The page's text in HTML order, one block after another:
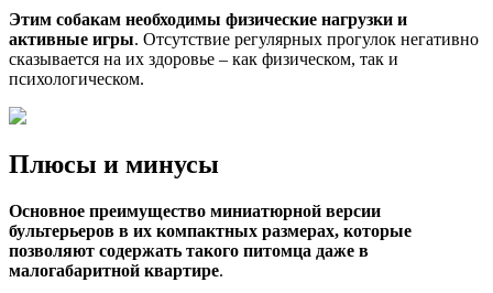
Этим собакам необходимы физические нагрузки и
активные игры. Отсутствие регулярных прогулок негативно
сказывается на их здоровье – как физическом, так и
психологическом.
Плюсы и минусы
Основное преимущество миниатюрной версии
бультерьеров в их компактных размерах, которые
позволяют содержать такого питомца даже в
малогабаритной квартире.